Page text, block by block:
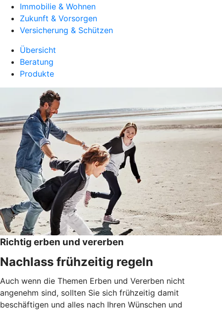
Immobilie & Wohnen
Zukunft & Vorsorgen
Versicherung & Schützen
Übersicht
Beratung
Produkte
Richtig erben und vererben
Nachlass frühzeitig regeln
Auch wenn die Themen Erben und Vererben nicht
angenehm sind, sollten Sie sich frühzeitig damit
beschäftigen und alles nach Ihren Wünschen und